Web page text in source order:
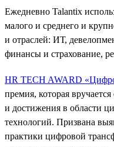
Ежедневно Talantix
малого и среднего и
и отраслей: ИТ,
финансы и страхование,
HR TECH AWARD
премия, которая вручается
и достижения в области
технологий. Призвана
практики цифровой